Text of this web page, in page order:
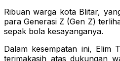
Ribuan warga kota Blitar,
para Generasi Z (Gen Z)
sepak bola kesayanganya.
Dalam kesempatan ini, Elim
terimakasih atas dukungan